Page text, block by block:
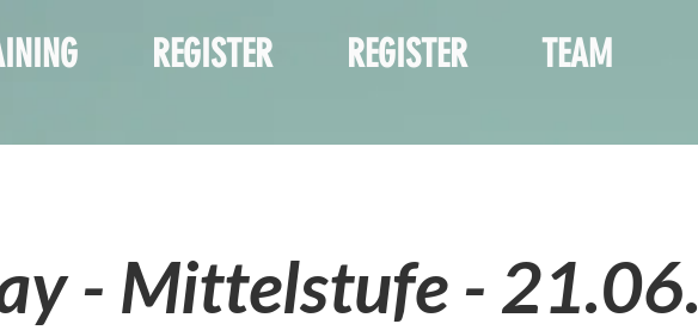
REGISTER REGISTER TEAM
- Mittelstufe - 21.06.